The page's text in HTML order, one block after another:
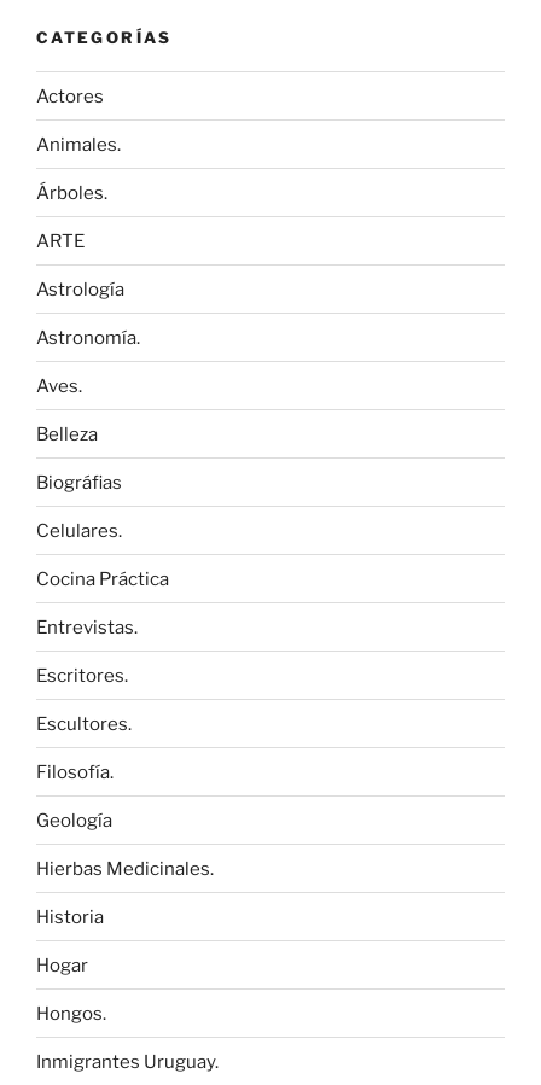
CATEGORÍAS
Actores
Animales.
Árboles.
ARTE
Astrología
Astronomía.
Aves.
Belleza
Biográfias
Celulares.
Cocina Práctica
Entrevistas.
Escritores.
Escultores.
Filosofía.
Geología
Hierbas Medicinales.
Historia
Hogar
Hongos.
Inmigrantes Uruguay.